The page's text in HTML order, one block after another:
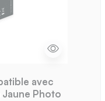
avec
Photo